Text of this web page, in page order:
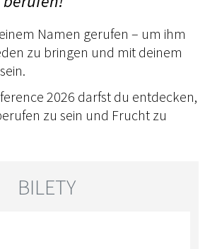
Namen gerufen – um ihm
zu bringen und mit deinem
2026 darfst du entdecken,
zu sein und Frucht zu